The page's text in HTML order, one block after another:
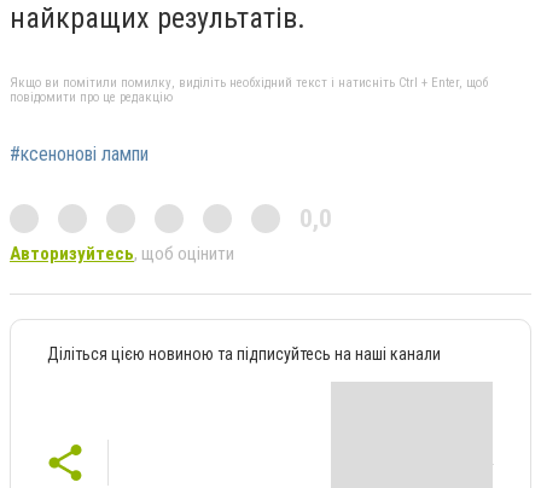
найкращих результатів.
Якщо ви помітили помилку, виділіть необхідний текст і натисніть Ctrl + Enter, щоб
повідомити про це редакцію
#ксенонові лампи
0,0
Авторизуйтесь, щоб оцінити
Діліться цією новиною та підписуйтесь на наші канали